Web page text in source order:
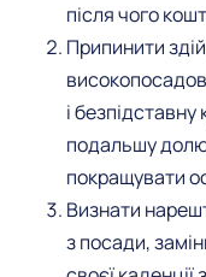
після чого
Припинити
і
подальшу долю
покращувати
Визнати
з посади,